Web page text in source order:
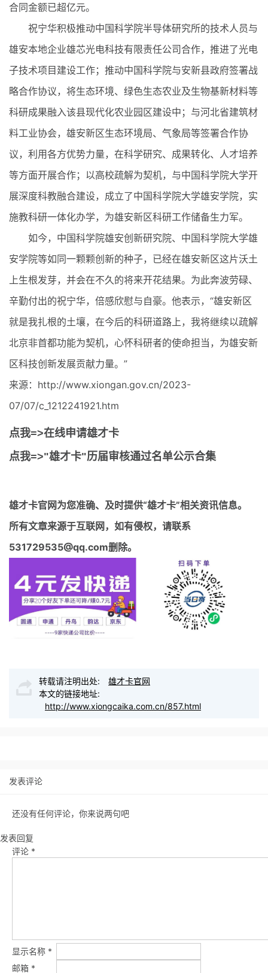
合同金额已超亿元。
祝宁华积极推动中国科学院半导体研究所的技术人员与
雄安本地企业雄芯光电科技有限责任公司合作，推进了光电
子技术项目建设工作；推动中国科学院与安新县政府签署战
略合作协议，将生态环境、绿色生态农业及生物基新材料等
科研成果融入该县现代化农业园区建设中；与河北省建筑材
料工业协会，雄安新区生态环境局、气象局等签署合作协
议，利用各方优势力量，在科学研究、成果转化、人才培养
等方面开展合作；以高校疏解为契机，与中国科学院大学开
展深度科教融合建设，成立了中国科学院大学雄安学院，实
施教科研一体化办学，为雄安新区科研工作储备生力军。
如今，中国科学院雄安创新研究院、中国科学院大学雄
安学院等如同一颗颗创新的种子，已经在雄安新区这片沃土
上生根发芽，并会在不久的将来开花结果。为此奔波劳碌、
辛勤付出的祝宁华，倍感欣慰与自豪。他表示，“雄安新区
就是我扎根的土壤，在今后的科研道路上，我将继续以疏解
北京非首都功能为契机，心怀科研者的使命担当，为雄安新
区科技创新发展贡献力量。”
来源：http://www.xiongan.gov.cn/2023-
07/07/c_1212241921.htm
点我=>在线申请雄才卡
点我=>"雄才卡"历届审核通过名单公示合集
雄才卡官网为您准确、及时提供“雄才卡”相关资讯信息。
所有文章来源于互联网，如有侵权，请联系
531729535@qq.com删除。
转载请注明出处:
雄才卡官网
本文的链接地址:
http://www.xiongcaika.com.cn/857.html
发表评论
还没有任何评论，你来说两句吧
发表回复
评论 *
显示名称 *
邮箱 *